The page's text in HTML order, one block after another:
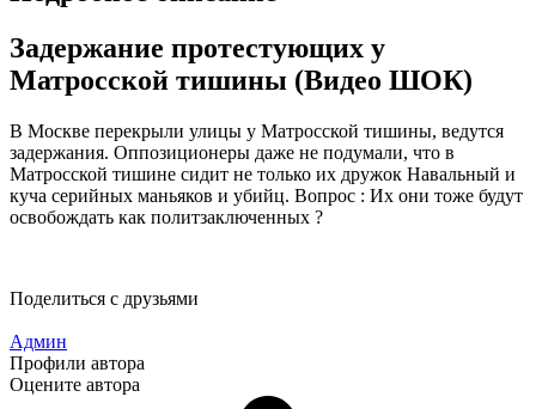
Задержание протестующих у
Матросской тишины (Видео ШОК)
В Москве перекрыли улицы у Матросской тишины, ведутся
задержания. Оппозиционеры даже не подумали, что в
Матросской тишине сидит не только их дружок Навальный и
куча серийных маньяков и убийц. Вопрос : Их они тоже будут
освобождать как политзаключенных ?
Поделиться с друзьями
Админ
Профили автора
Оцените автора